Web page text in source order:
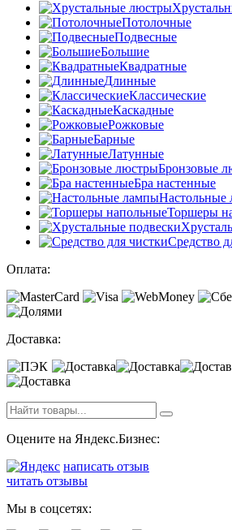
Потолочные
Подвесные
Большие
Квадратные
Длинные
Классические
Каскадные
Рожковые
Барные
Латунные
Бронзовые
Бра настенные
Настольные
Торшеры
Средство
Оплата:
Доставка:
Оцените на Яндекс.Бизнес:
написать отзыв
читать отзывы
Мы в соцсетях: